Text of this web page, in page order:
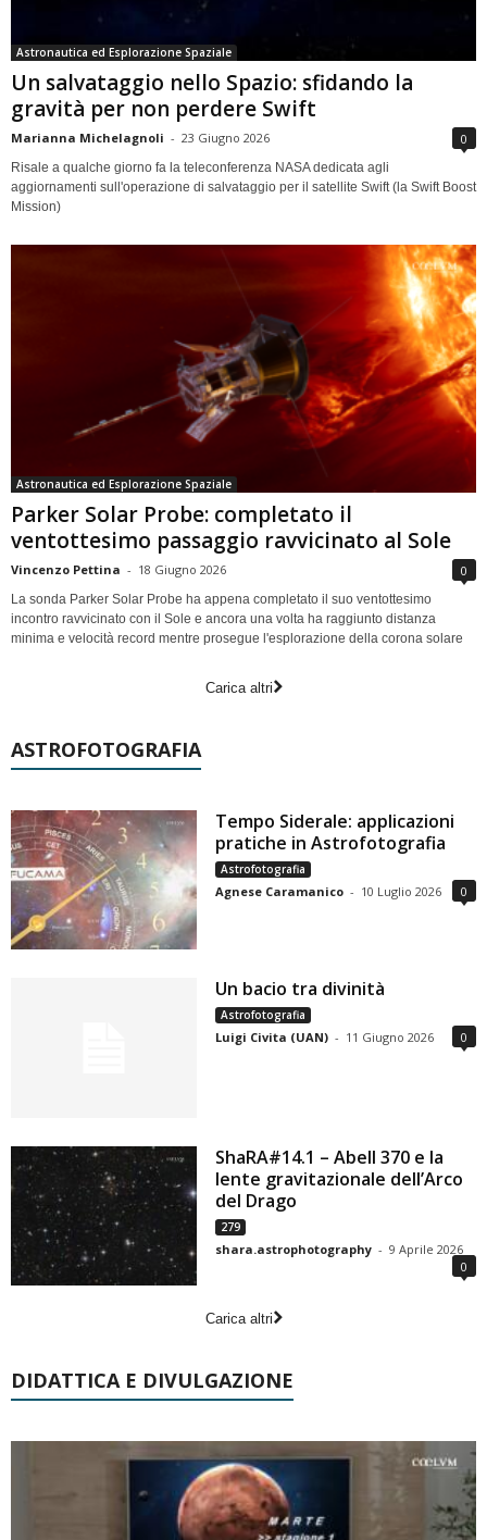
Astronautica ed Esplorazione Spaziale
Un salvataggio nello Spazio: sfidando la
gravità per non perdere Swift
Marianna Michelagnoli - 23 Giugno 2026 0
Risale a qualche giorno fa la teleconferenza NASA dedicata agli
aggiornamenti sull'operazione di salvataggio per il satellite Swift (la Swift Boost
Mission)
Astronautica ed Esplorazione Spaziale
Parker Solar Probe: completato il
ventottesimo passaggio ravvicinato al Sole
Vincenzo Pettina - 18 Giugno 2026 0
La sonda Parker Solar Probe ha appena completato il suo ventottesimo
incontro ravvicinato con il Sole e ancora una volta ha raggiunto distanza
minima e velocità record mentre prosegue l'esplorazione della corona solare
Carica altri
ASTROFOTOGRAFIA
Tempo Siderale: applicazioni
pratiche in Astrofotografia
Astrofotografia
Agnese Caramanico - 10 Luglio 2026 0
Un bacio tra divinità
Astrofotografia
Luigi Civita (UAN) - 11 Giugno 2026 0
ShaRA#14.1 – Abell 370 e la
lente gravitazionale dell’Arco
del Drago
279
shara.astrophotography - 9 Aprile 2026
0
Carica altri
DIDATTICA E DIVULGAZIONE